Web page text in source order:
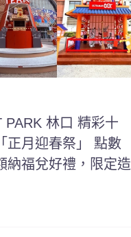
PARK 林口 精彩十
正月迎春祭」 點數
納福兌好禮，限定造